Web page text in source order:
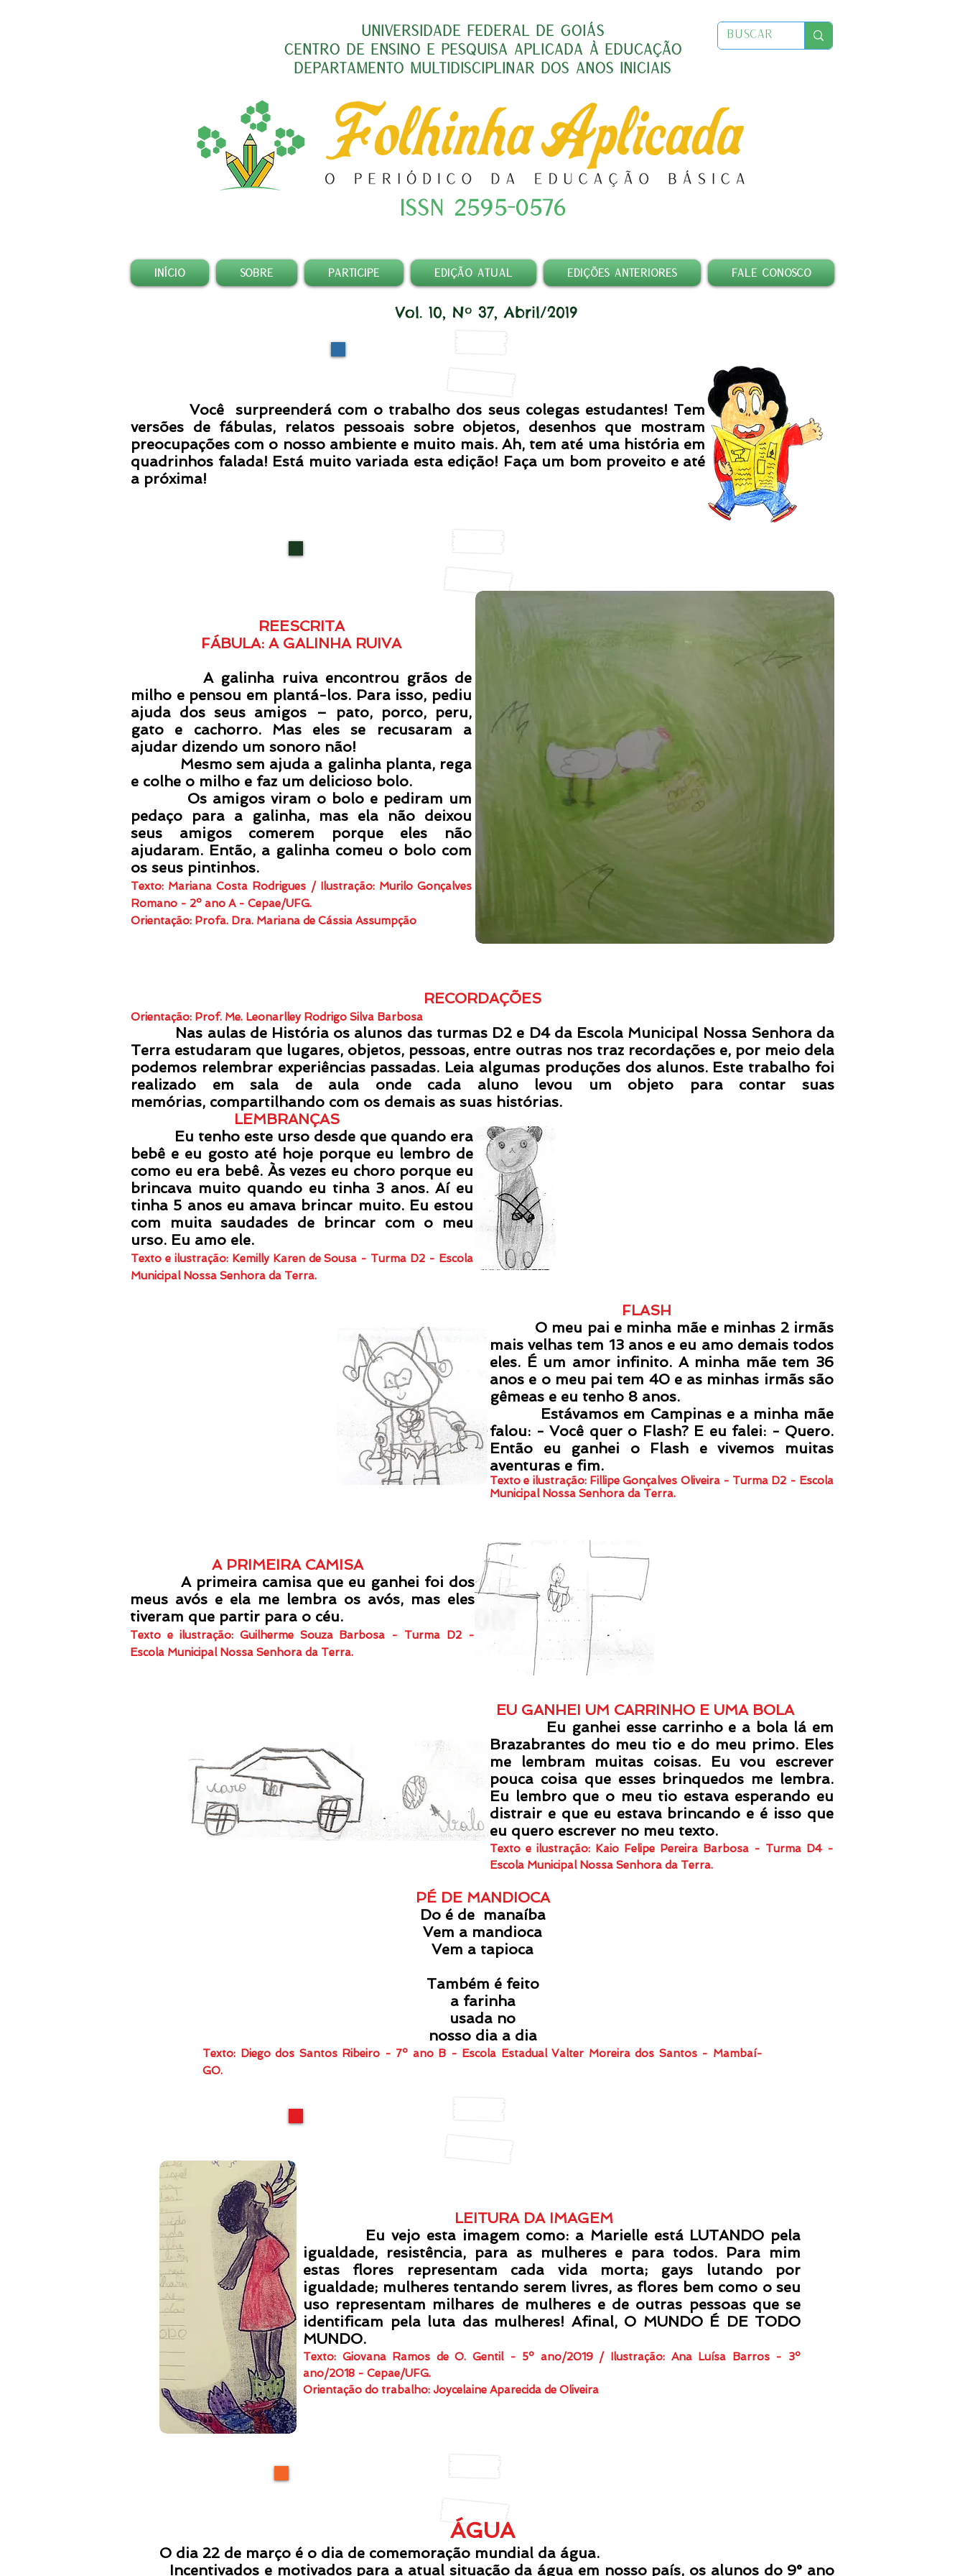
UNIVERSIDADE FEDERAL DE GOIÁS
CENTRO DE ENSINO E PESQUISA APLICADA À EDUCAÇÃO
DEPARTAMENTO MULTIDISCIPLINAR DOS ANOS INICIAIS
ISSN 2595-0576
INÍCIO SOBRE PARTICIPE EDIÇÃO ATUAL EDIÇÕES ANTERIORES FALE CONOSCO
Vol. 10, Nº 37, Abril/2019
Aos leitores
Você surpreenderá com o trabalho dos seus colegas estudantes! Tem
versões de fábulas, relatos pessoais sobre objetos, desenhos que mostram
preocupações com o nosso ambiente e muito mais. Ah, tem até uma história em
quadrinhos falada! Está muito variada esta edição! Faça um bom proveito e até
a próxima!
CANTINHO DE LEITURA
REESCRITA
FÁBULA: A GALINHA RUIVA
A galinha ruiva encontrou grãos de
milho e pensou em plantá-los. Para isso, pediu
ajuda dos seus amigos – pato, porco, peru,
gato e cachorro. Mas eles se recusaram a
ajudar dizendo um sonoro não!
Mesmo sem ajuda a galinha planta, rega
e colhe o milho e faz um delicioso bolo.
Os amigos viram o bolo e pediram um
pedaço para a galinha, mas ela não deixou
seus amigos comerem porque eles não
ajudaram. Então, a galinha comeu o bolo com
os seus pintinhos.
Texto: Mariana Costa Rodrigues / Ilustração: Murilo Gonçalves
Romano - 2º ano A - Cepae/UFG.
Orientação: Profa. Dra. Mariana de Cássia Assumpção
RECORDAÇÕES
Orientação: Prof. Me. Leonarlley Rodrigo Silva Barbosa
Nas aulas de História os alunos das turmas D2 e D4 da Escola Municipal Nossa Senhora da
Terra estudaram que lugares, objetos, pessoas, entre outras nos traz recordações e, por meio dela
podemos relembrar experiências passadas. Leia algumas produções dos alunos. Este trabalho foi
realizado em sala de aula onde cada aluno levou um objeto para contar suas
memórias, compartilhando com os demais as suas histórias.
LEMBRANÇAS
Eu tenho este urso desde que quando era
bebê e eu gosto até hoje porque eu lembro de
como eu era bebê. Às vezes eu choro porque eu
brincava muito quando eu tinha 3 anos. Aí eu
tinha 5 anos eu amava brincar muito. Eu estou
com muita saudades de brincar com o meu
urso. Eu amo ele.
Texto e ilustração: Kemilly Karen de Sousa - Turma D2 - Escola
Municipal Nossa Senhora da Terra.
FLASH
O meu pai e minha mãe e minhas 2 irmãs
mais velhas tem 13 anos e eu amo demais todos
eles. É um amor infinito. A minha mãe tem 36
anos e o meu pai tem 40 e as minhas irmãs são
gêmeas e eu tenho 8 anos.
Estávamos em Campinas e a minha mãe
falou: - Você quer o Flash? E eu falei: - Quero.
Então eu ganhei o Flash e vivemos muitas
aventuras e fim.
Texto e ilustração: Fillipe Gonçalves Oliveira - Turma D2 - Escola
Municipal Nossa Senhora da Terra.
A PRIMEIRA CAMISA
A primeira camisa que eu ganhei foi dos
meus avós e ela me lembra os avós, mas eles
tiveram que partir para o céu.
Texto e ilustração: Guilherme Souza Barbosa - Turma D2 -
Escola Municipal Nossa Senhora da Terra.
EU GANHEI UM CARRINHO E UMA BOLA
Eu ganhei esse carrinho e a bola lá em
Brazabrantes do meu tio e do meu primo. Eles
me lembram muitas coisas. Eu vou escrever
pouca coisa que esses brinquedos me lembra.
Eu lembro que o meu tio estava esperando eu
distrair e que eu estava brincando e é isso que
eu quero escrever no meu texto.
Texto e ilustração: Kaio Felipe Pereira Barbosa - Turma D4 -
Escola Municipal Nossa Senhora da Terra.
PÉ DE MANDIOCA
Do é de manaíba
Vem a mandioca
Vem a tapioca
Também é feito
a farinha
usada no
nosso dia a dia
Texto: Diego dos Santos Ribeiro - 7º ano B - Escola Estadual Valter Moreira dos Santos - Mambaí-
GO.
PARA SABER MAIS
LEITURA DA IMAGEM
Eu vejo esta imagem como: a Marielle está LUTANDO pela
igualdade, resistência, para as mulheres e para todos. Para mim
estas flores representam cada vida morta; gays lutando por
igualdade; mulheres tentando serem livres, as flores bem como o seu
uso representam milhares de mulheres e de outras pessoas que se
identificam pela luta das mulheres! Afinal, O MUNDO É DE TODO
MUNDO.
Texto: Giovana Ramos de O. Gentil - 5º ano/2019 / Ilustração: Ana Luísa Barros - 3º
ano/2018 - Cepae/UFG.
Orientação do trabalho: Joycelaine Aparecida de Oliveira
ÁGUA
O dia 22 de março é o dia de comemoração mundial da água.
Incentivados e motivados para a atual situação da água em nosso país, os alunos do 9° ano